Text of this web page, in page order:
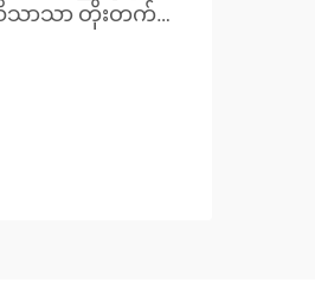
သိသာသာ တိုးတက်
ခံ့မှုနှင့် စွမ်း